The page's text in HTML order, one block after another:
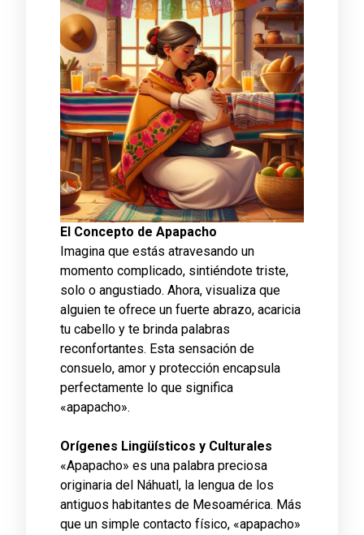
El Concepto de Apapacho
Imagina que estás atravesando un
momento complicado, sintiéndote triste,
solo o angustiado. Ahora, visualiza que
alguien te ofrece un fuerte abrazo, acaricia
tu cabello y te brinda palabras
reconfortantes. Esta sensación de
consuelo, amor y protección encapsula
perfectamente lo que significa
«apapacho».
Orígenes Lingüísticos y Culturales
«Apapacho» es una palabra preciosa
originaria del Náhuatl, la lengua de los
antiguos habitantes de Mesoamérica. Más
que un simple contacto físico, «apapacho»